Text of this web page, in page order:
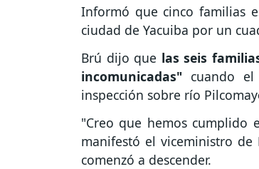
Informó que cinco familias
ciudad de Yacuiba por un
Brú dijo que las seis
incomunicadas" cuando
inspección sobre río
"Creo que hemos cumplido
manifestó el viceministro
comenzó a descender.